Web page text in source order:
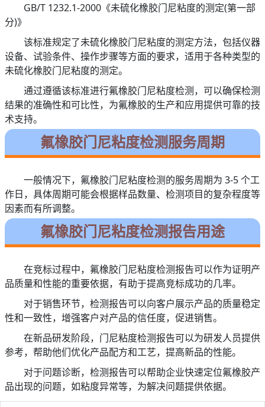
GB/T 1232.1-2000《未硫化橡胶门尼粘度的测定(第一部
分)》
该标准规定了未硫化橡胶门尼粘度的测定方法，包括仪器
设备、试验条件、操作步骤等方面的要求，适用于各种类型的
未硫化橡胶门尼粘度的测定。
通过遵循该标准进行氟橡胶门尼粘度检测，可以确保检测
结果的准确性和可比性，为氟橡胶的生产和应用提供可靠的技
术支持。
氟橡胶门尼粘度检测服务周期
一般情况下，氟橡胶门尼粘度检测的服务周期为 3-5 个工
作日，具体周期可能会根据样品数量、检测项目的复杂程度等
因素而有所调整。
氟橡胶门尼粘度检测报告用途
在竞标过程中，氟橡胶门尼粘度检测报告可以作为证明产
品质量和性能的重要依据，有助于提高竞标成功的几率。
对于销售环节，检测报告可以向客户展示产品的质量稳定
性和一致性，增强客户对产品的信任度，促进销售。
在新品研发阶段，门尼粘度检测报告可以为研发人员提供
参考，帮助他们优化产品配方和工艺，提高新品的性能。
对于问题诊断，检测报告可以帮助企业快速定位氟橡胶产
品出现的问题，如粘度异常等，为解决问题提供依据。